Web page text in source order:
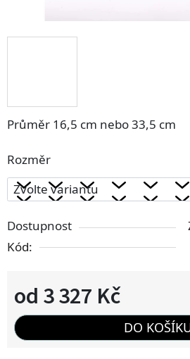
Průměr 16,5 cm nebo 33,5 cm
Rozměr
Dostupnost
Kód:
od3 327 Kč
Měrná cena:
DO